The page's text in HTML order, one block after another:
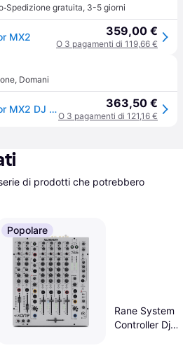
·Spedizione gratuita, 3-5 giorni
MX2 359,00 €
O 3 pagamenti di 119,66 €
, Domani
Native Instruments Traktor MX2 DJ Controller 363,50 €
O 3 pagamenti di 121,16 €
di prodotti che potrebbero
Popolare
Rane System
Controller Dj